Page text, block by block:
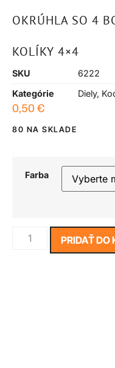
OKRÚHLA SO 4
KOLÍKY 4×4
SKU
6222
Kategórie
Diely,
0,50 €
80 NA SKLADE
Farba
PRIDAŤ DO